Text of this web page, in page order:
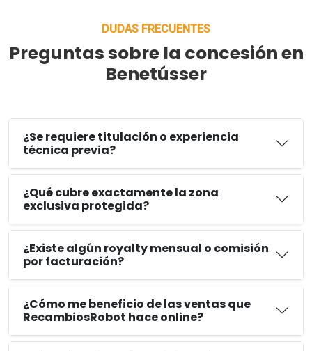
DUDAS FRECUENTES
Preguntas sobre la concesión en
Benetússer
¿Se requiere titulación o experiencia
técnica previa?
¿Qué cubre exactamente la zona
exclusiva protegida?
¿Existe algún royalty mensual o comisión
por facturación?
¿Cómo me beneficio de las ventas que
RecambiosRobot hace online?